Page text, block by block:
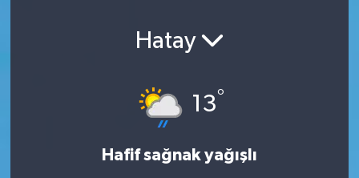
Hatay
13°
Hafif sağnak yağışlı